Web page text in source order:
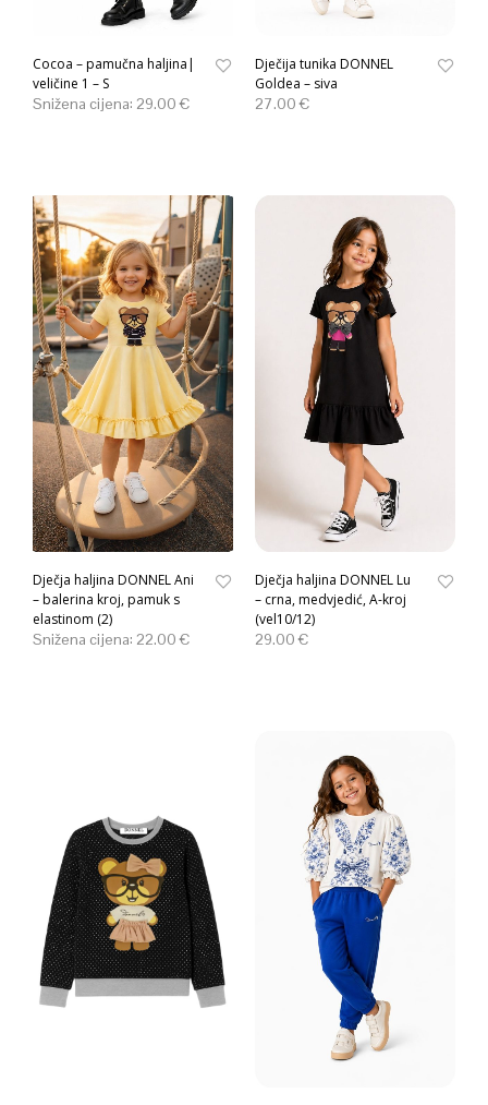
Cocoa – pamučna haljina|
veličine 1 – S
Snižena cijena: 29.00€
Dječija tunika DONNEL
Goldea – siva
27.00€
Dječja haljina DONNEL Ani
– balerina kroj, pamuk s
elastinom (2)
Snižena cijena: 22.00€
Dječja haljina DONNEL Lu
– crna, medvjedić, A-kroj
(vel10/12)
29.00€